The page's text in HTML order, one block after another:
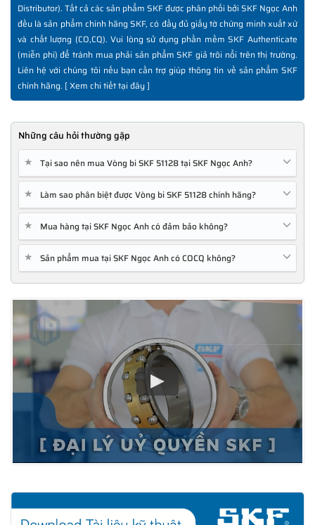
Distributor). Tất cả các sản phẩm SKF được phân phối bởi SKF Ngọc Anh
đều là sản phẩm chính hãng SKF, có đầy đủ giấy tờ chứng minh xuất xứ
và chất lượng (CO,CQ). Vui lòng sử dụng phần mềm SKF Authenticate
(miễn phí) để tránh mua phải sản phẩm SKF giả trôi nổi trên thị trường.
Liên hệ với chúng tôi nếu bạn cần trợ giúp thông tin về sản phẩm SKF
chính hãng. [Xem chi tiết tại đây]
Những câu hỏi thường gặp
★ Tại sao nên mua Vòng bi SKF 51128 tại SKF Ngọc Anh?
★ Làm sao phân biệt được Vòng bi SKF 51128 chính hãng?
★ Mua hàng tại SKF Ngọc Anh có đảm bảo không?
★ Sản phẩm mua tại SKF Ngọc Anh có COCQ không?